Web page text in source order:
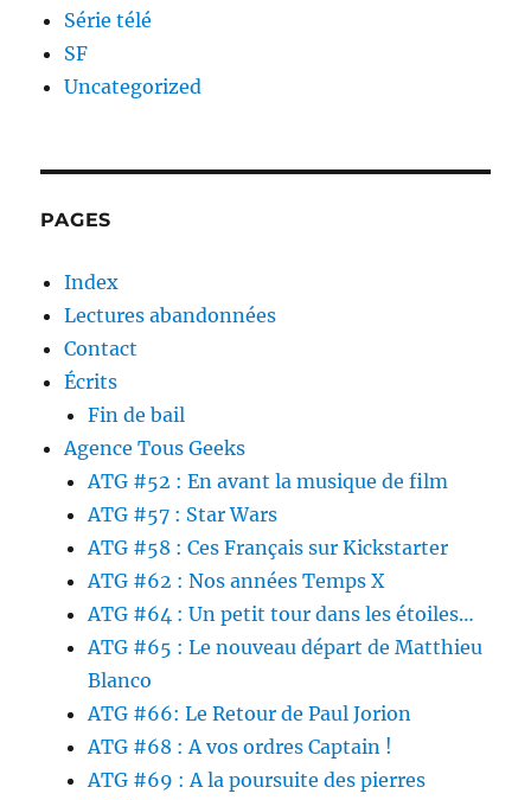
Série télé
SF
Uncategorized
PAGES
Index
Lectures abandonnées
Contact
Écrits
Fin de bail
Agence Tous Geeks
ATG #52 : En avant la musique de film
ATG #57 : Star Wars
ATG #58 : Ces Français sur Kickstarter
ATG #62 : Nos années Temps X
ATG #64 : Un petit tour dans les étoiles…
ATG #65 : Le nouveau départ de Matthieu
Blanco
ATG #66: Le Retour de Paul Jorion
ATG #68 : A vos ordres Captain !
ATG #69 : A la poursuite des pierres